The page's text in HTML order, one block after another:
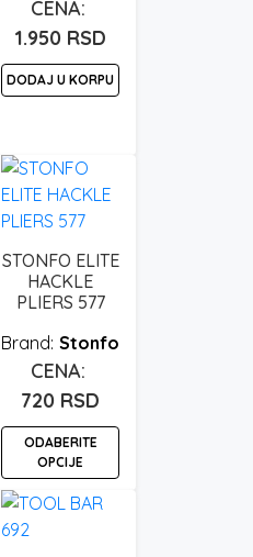
1.950 RSD
DODAJ U KORPU
STONFO ELITE
HACKLE
PLIERS 577
Stonfo
720 RSD
ODABERITE
OPCIJE
Ovaj
proizvod